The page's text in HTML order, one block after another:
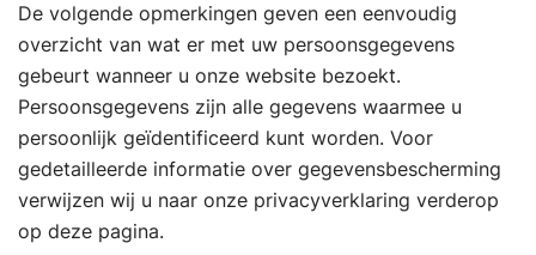
De volgende opmerkingen geven een eenvoudig
overzicht van wat er met uw persoonsgegevens
gebeurt wanneer u onze website bezoekt.
Persoonsgegevens zijn alle gegevens waarmee u
persoonlijk geïdentificeerd kunt worden. Voor
gedetailleerde informatie over gegevensbescherming
verwijzen wij u naar onze privacyverklaring verderop
op deze pagina.